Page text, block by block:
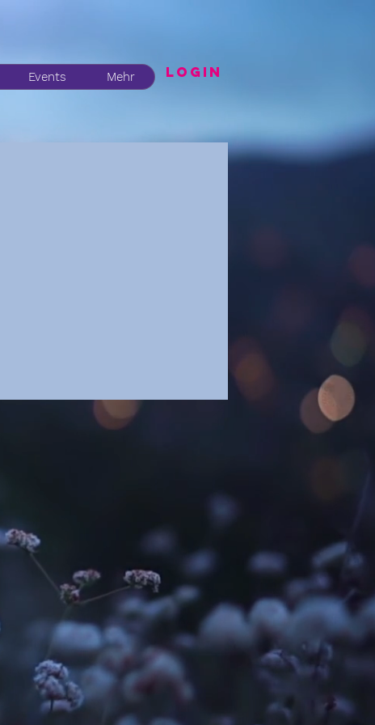
Events Mehr LogIN